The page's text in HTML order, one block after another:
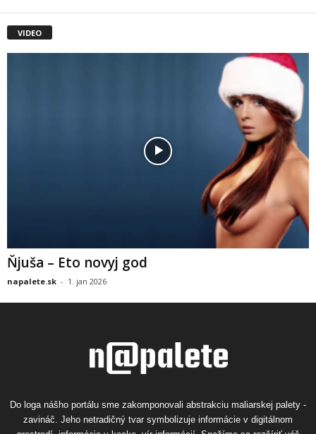
VIDEO
Ňjuša – Eto novyj god
napalete.sk - 1. jan 2026
Do loga nášho portálu sme zakomponovali abstrakciu maliarskej palety -
zavináč. Jeho netradičný tvar symbolizuje informácie v digitálnom